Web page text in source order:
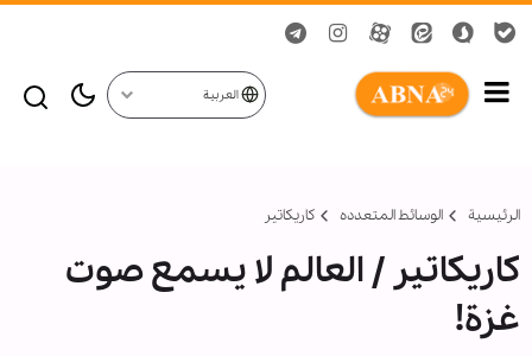
العربية
الرئيسية الوسائط المتعدده کاریکاتیر
كاريكاتير / العالم لا يسمع صوت
غزة!